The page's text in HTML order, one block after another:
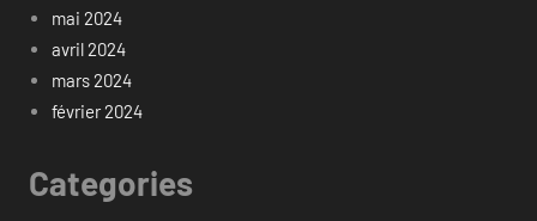
mai 2024
avril 2024
mars 2024
février 2024
Categories